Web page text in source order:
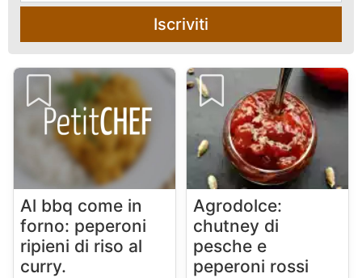
Iscriviti
Al bbq come in
forno: peperoni
ripieni di riso al
curry.
Agrodolce:
chutney di
pesche e
peperoni rossi